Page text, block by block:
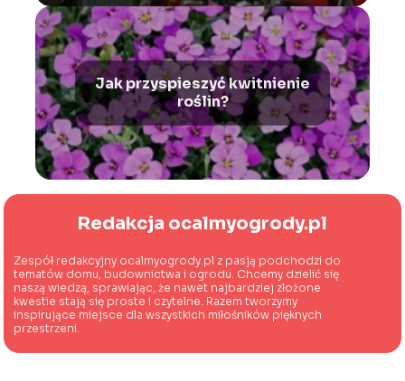
Jak przyspieszyć kwitnienie
roślin?
Redakcja ocalmyogrody.pl
Zespół redakcyjny ocalmyogrody.pl z pasją podchodzi do
tematów domu, budownictwa i ogrodu. Chcemy dzielić się
naszą wiedzą, sprawiając, że nawet najbardziej złożone
kwestie stają się proste i czytelne. Razem tworzymy
inspirujące miejsce dla wszystkich miłośników pięknych
przestrzeni.